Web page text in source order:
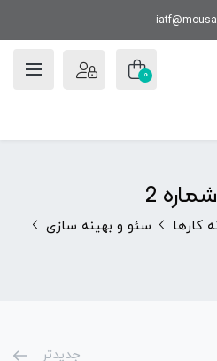
0
2
کارها
سئو و بهینه سازی
جدیدتر